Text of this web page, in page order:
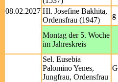
08.02.2027 Hl. Josefine Bakhita,
Ordensfrau (1947)
g
Montag der 5. Woche
im Jahreskreis
Sel. Eusebia
Palomino Yenes,
Jungfrau, Ordensfrau
G